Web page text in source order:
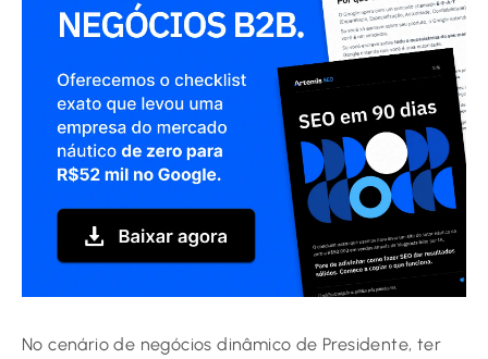
No cenário de negócios dinâmico de Presidente, ter